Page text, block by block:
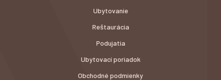
Ubytovanie
Reštaurácia
Podujatia
Ubytovací poriadok
Obchodné podmienky